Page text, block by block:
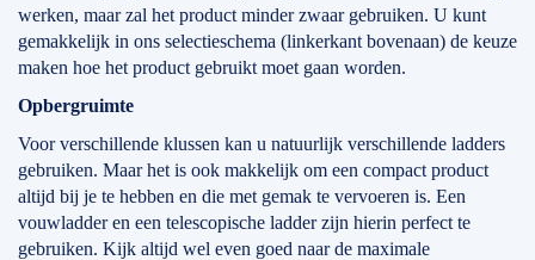
werken, maar zal het product minder zwaar gebruiken. U kunt
gemakkelijk in ons selectieschema (linkerkant bovenaan) de keuze
maken hoe het product gebruikt moet gaan worden.
Opbergruimte
Voor verschillende klussen kan u natuurlijk verschillende ladders
gebruiken. Maar het is ook makkelijk om een compact product
altijd bij je te hebben en die met gemak te vervoeren is. Een
vouwladder en een telescopische ladder zijn hierin perfect te
gebruiken. Kijk altijd wel even goed naar de maximale